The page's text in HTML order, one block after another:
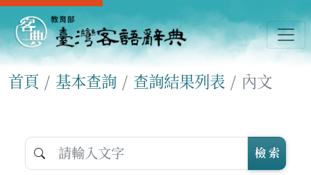
首頁 基本查詢 查詢結果列表 內文
檢 索